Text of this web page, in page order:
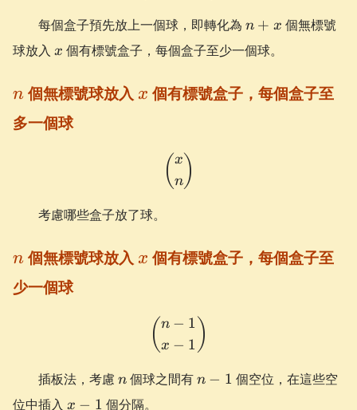
每個盒子預先放上一個球，即轉化為 n+x
n + x 個無標號
球放入 x
x 個有標號盒子，每個盒子至少一個球。
n
n 個無標號球放入 x
x 個有標號盒子，每個盒子至
多一個球
\binom{x}{n}
( n
x )
考慮哪些盒子放了球。
n
n 個無標號球放入 x
x 個有標號盒子，每個盒子至
少一個球
\binom{n-1}{x-1}
( x − 1
n − 1 )
插板法，考慮 n
n 個球之間有n-
n − 1 個空位，在這些空
位中插入 x-
x − 1 個分隔。